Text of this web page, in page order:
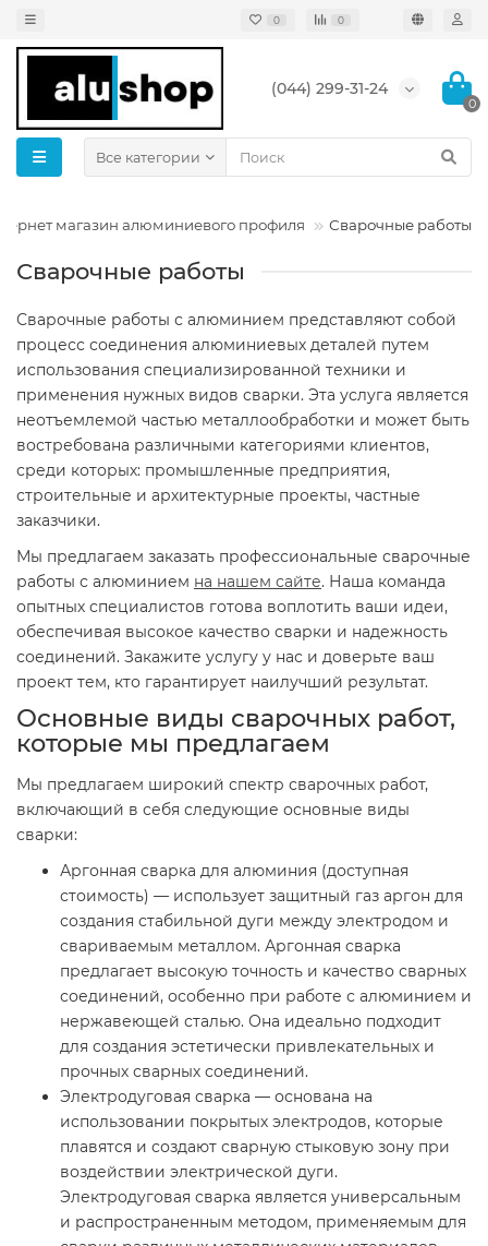
0 0
(044) 299-31-24
0
Все категории
магазин алюминиевого профиля Сварочные работы
Сварочные работы
Сварочные работы с алюминием представляют собой
процесс соединения алюминиевых деталей путем
использования специализированной техники и
применения нужных видов сварки. Эта услуга является
неотъемлемой частью металлообработки и может быть
востребована различными категориями клиентов,
среди которых: промышленные предприятия,
строительные и архитектурные проекты, частные
заказчики.
Мы предлагаем заказать профессиональные сварочные
работы с алюминием на нашем сайте. Наша команда
опытных специалистов готова воплотить ваши идеи,
обеспечивая высокое качество сварки и надежность
соединений. Закажите услугу у нас и доверьте ваш
проект тем, кто гарантирует наилучший результат.
Основные виды сварочных работ,
которые мы предлагаем
Мы предлагаем широкий спектр сварочных работ,
включающий в себя следующие основные виды
сварки:
Аргонная сварка для алюминия (доступная
стоимость) — использует защитный газ аргон для
создания стабильной дуги между электродом и
свариваемым металлом. Аргонная сварка
предлагает высокую точность и качество сварных
соединений, особенно при работе с алюминием и
нержавеющей сталью. Она идеально подходит
для создания эстетически привлекательных и
прочных сварных соединений.
Электродуговая сварка — основана на
использовании покрытых электродов, которые
плавятся и создают сварную стыковую зону при
воздействии электрической дуги.
Электродуговая сварка является универсальным
и распространенным методом, применяемым для